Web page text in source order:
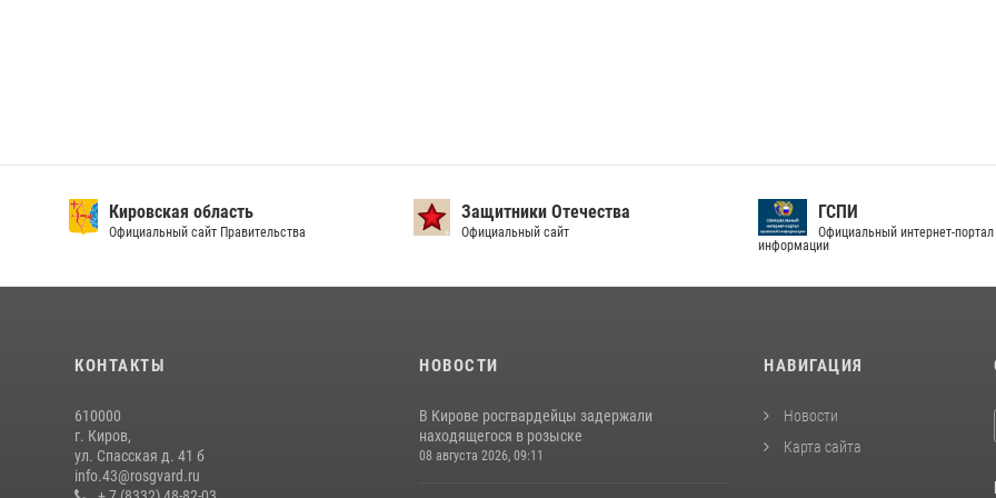
Кировская область
Официальный сайт Правительства
Защитники Отечества
Официальный сайт
ГСПИ
Официальный интернет-
информации
КОНТАКТЫ
610000
г. Киров,
ул. Спасская д. 41 б
info.43@rosgvard.ru
НОВОСТИ
В Кирове росгвардейцы задержали
находящегося в розыске
08 августа 2026, 09:11
НАВИГАЦИЯ
Новости
Карта сайта